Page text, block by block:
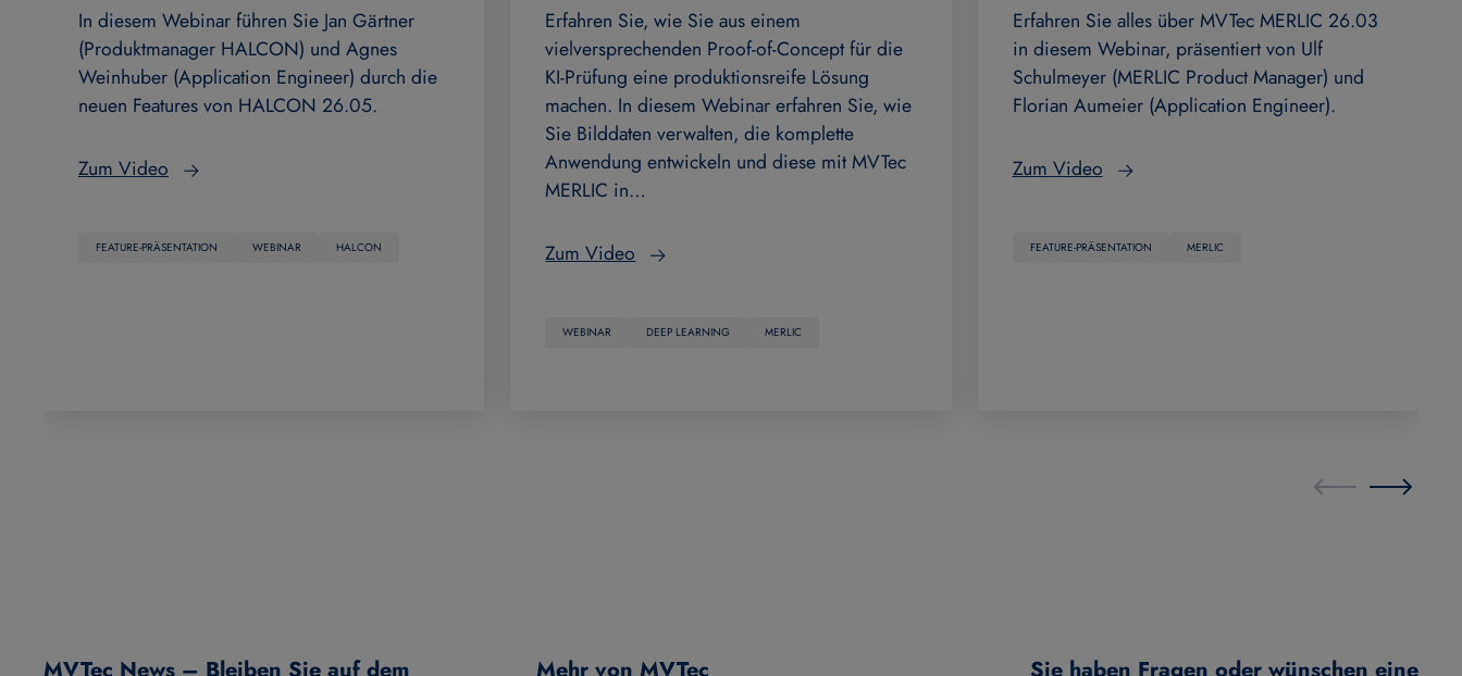
In diesem Webinar führen Sie Jan Gärtner
(Produktmanager HALCON) und Agnes
Weinhuber (Application Engineer) durch die
neuen Features von HALCON 26.05.
Zum Video
FEATURE-PRÄSENTATION WEBINAR HALCON
Erfahren Sie, wie Sie aus einem
vielversprechenden Proof-of-Concept für die
KI-Prüfung eine produktionsreife Lösung
machen. In diesem Webinar erfahren Sie, wie
Sie Bilddaten verwalten, die komplette
Anwendung entwickeln und diese mit MVTec
MERLIC in…
Zum Video
WEBINAR DEEP LEARNING MERLIC
Erfahren Sie alles über MVTec MERLIC 26.03
in diesem Webinar, präsentiert von Ulf
Schulmeyer (MERLIC Product Manager) und
Florian Aumeier (Application Engineer).
Zum Video
FEATURE-PRÄSENTATION MERLIC